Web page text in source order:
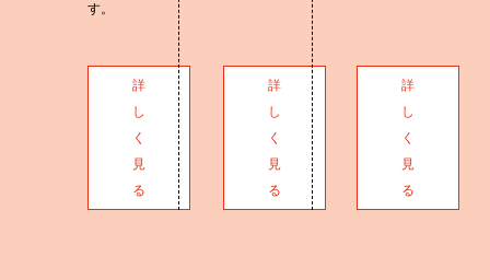
す。
詳
し
く
見
る
詳
し
く
見
る
詳
し
く
見
る